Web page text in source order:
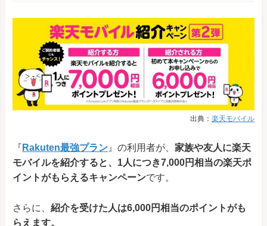
出典： 楽天モバイル
『 Rakuten最強プラン 』の利用者が、 家族や友人に楽天
モバイルを紹介すると、1人につき7,000円相当の楽天ポ
イントがもらえるキャンペーンです。
さらに、 紹介を受けた人は6,000円相当のポイントがも
らえます。